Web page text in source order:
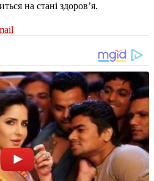
на стані здоров’я.